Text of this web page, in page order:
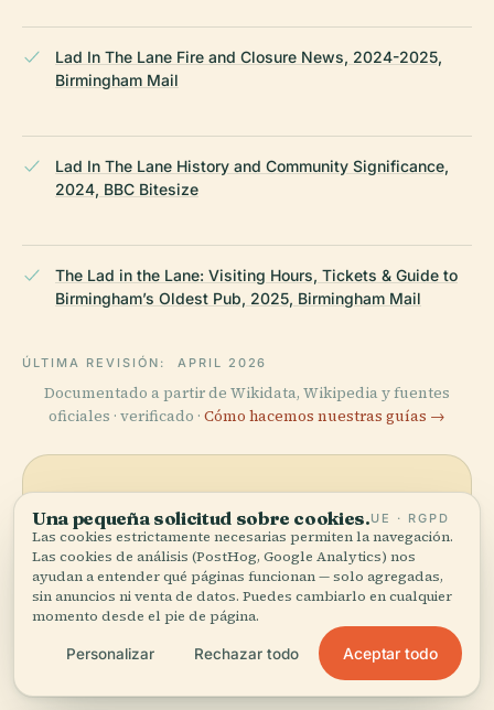
Lad In The Lane Fire and Closure News, 2024-2025,
Birmingham Mail
Lad In The Lane History and Community Significance,
2024, BBC Bitesize
The Lad in the Lane: Visiting Hours, Tickets & Guide to
Birmingham’s Oldest Pub, 2025, Birmingham Mail
ÚLTIMA REVISIÓN: APRIL 2026
Documentado a partir de Wikidata, Wikipedia y fuentes
oficiales · verificado · Cómo hacemos nuestras guías →
Explora la zona
Ve Lad In The Lane en el
mapa y descubre qué hay
cerca.
Ver mapa
Una pequeña solicitud sobre cookies.UE · RGPD
Las cookies estrictamente necesarias permiten la navegación.
Las cookies de análisis (PostHog, Google Analytics) nos
ayudan a entender qué páginas funcionan — solo agregadas,
sin anuncios ni venta de datos. Puedes cambiarlo en cualquier
momento desde el pie de página.
Personalizar Rechazar todo Aceptar todo